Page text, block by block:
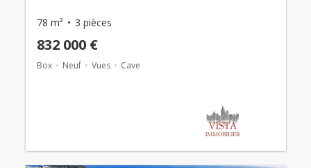
78 m² 3 pièces
832 000 €
Box Neuf Vues Cave